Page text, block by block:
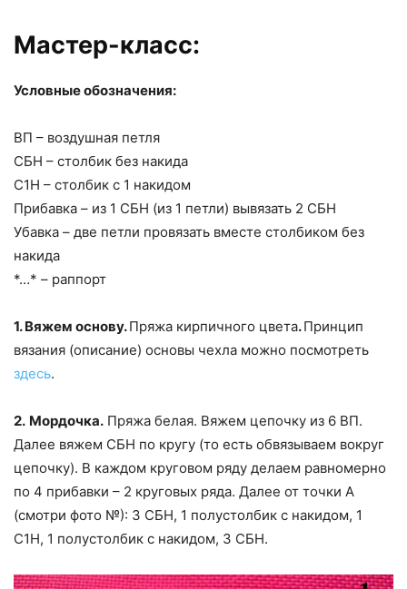
Мастер-класс:
Условные обозначения:
ВП – воздушная петля
СБН – столбик без накида
С1Н – столбик с 1 накидом
Прибавка – из 1 СБН (из 1 петли) вывязать 2 СБН
Убавка – две петли провязать вместе столбиком без
накида
*…* – раппорт
1. Вяжем основу.Пряжа кирпичного цвета.Принцип
вязания (описание) основы чехла можно посмотреть
здесь.
2. Мордочка. Пряжа белая. Вяжем цепочку из 6 ВП.
Далее вяжем СБН по кругу (то есть обвязываем вокруг
цепочку). В каждом круговом ряду делаем равномерно
по 4 прибавки – 2 круговых ряда. Далее от точки А
(смотри фото №): 3 СБН, 1 полустолбик с накидом, 1
С1Н, 1 полустолбик с накидом, 3 СБН.